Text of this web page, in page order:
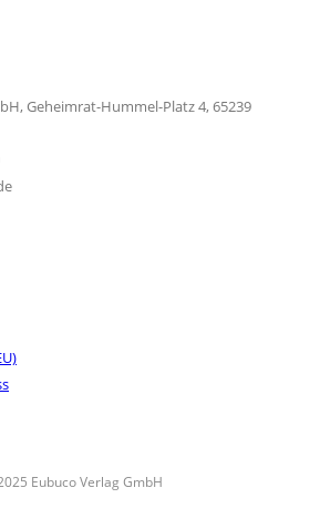
Geheimrat-Hummel-Platz 4, 65239
Eubuco Verlag GmbH